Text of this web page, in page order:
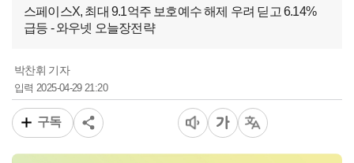
스페이스X, 최대 9.1억주 보호예수 해제 우려 딛고 6.14%
급등 - 와우넷 오늘장전략
박찬휘 기자
입력 2025-04-29 21:20
구독